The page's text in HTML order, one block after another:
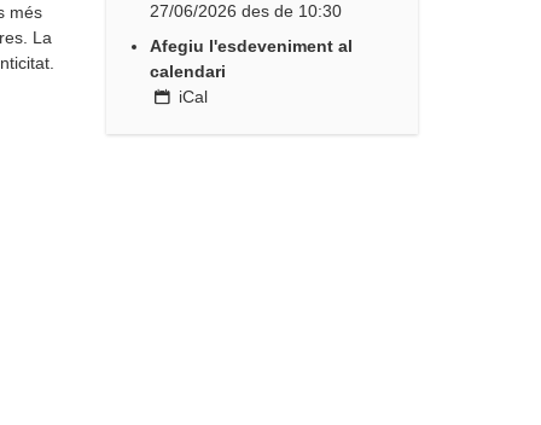
més
La
27/06/2026 des de 10:30
Afegiu l'esdeveniment al
calendari
iCal